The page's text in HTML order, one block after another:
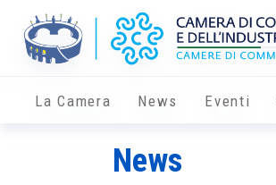
La Camera News Eventi
News